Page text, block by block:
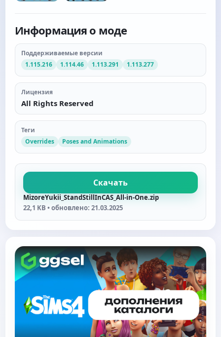
Информация о моде
Поддерживаемые версии
1.115.216
1.114.46 1.113.291 1.113.277
Лицензия
All Rights Reserved
Теги
Overrides
Poses and Animations
Скачать
MizoreYukii_StandStillInCAS_All-in-One.zip
22,1 KB • обновлено: 21.03.2025